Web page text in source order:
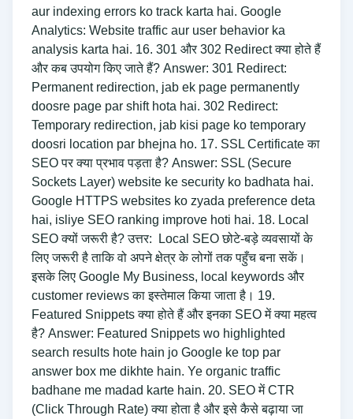
aur indexing errors ko track karta hai. Google
Analytics: Website traffic aur user behavior ka
analysis karta hai. 16. 301 और 302 Redirect क्या होते हैं
और कब उपयोग किए जाते हैं? Answer: 301 Redirect:
Permanent redirection, jab ek page permanently
doosre page par shift hota hai. 302 Redirect:
Temporary redirection, jab kisi page ko temporary
doosri location par bhejna ho. 17. SSL Certificate का
SEO पर क्या प्रभाव पड़ता है? Answer: SSL (Secure
Sockets Layer) website ke security ko badhata hai.
Google HTTPS websites ko zyada preference deta
hai, isliye SEO ranking improve hoti hai. 18. Local
SEO क्यों जरूरी है? उत्तर: Local SEO छोटे-बड़े व्यवसायों के
लिए जरूरी है ताकि वो अपने क्षेत्र के लोगों तक पहुँच बना सकें।
इसके लिए Google My Business, local keywords और
customer reviews का इस्तेमाल किया जाता है। 19.
Featured Snippets क्या होते हैं और इनका SEO में क्या महत्व
है? Answer: Featured Snippets wo highlighted
search results hote hain jo Google ke top par
answer box me dikhte hain. Ye organic traffic
badhane me madad karte hain. 20. SEO में CTR
(Click Through Rate) क्या होता है और इसे कैसे बढ़ाया जा